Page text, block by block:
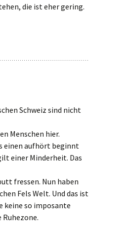
die ist eher gering.
Schweiz sind nicht
Menschen hier.
einen aufhört beginnt
einer Minderheit. Das
fressen. Nun haben
Fels Welt. Und das ist
keine so imposante